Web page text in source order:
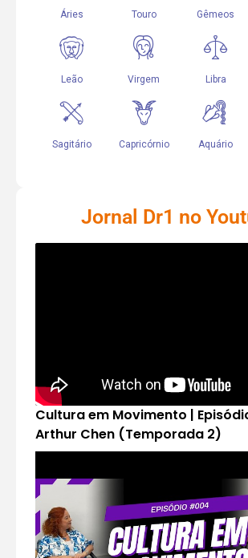
Jornal Dr1 no
Cultura em Movimento |
Arthur Chen (Temporada 2)